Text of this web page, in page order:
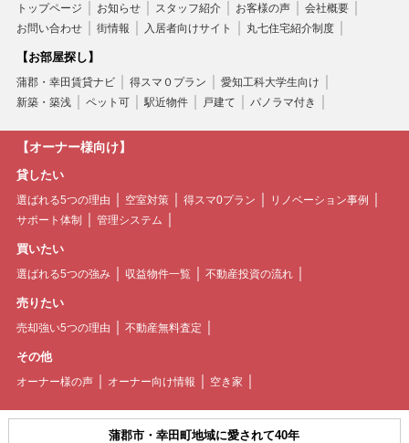
トップページ お知らせ スタッフ紹介 お客様の声
会社概要
お問い合わせ
街情報 入居者向けサイト 丸七住宅紹介制度
【お部屋探し】
蒲郡・幸田賃貸ナビ 得スマ０プラン
愛知工科大学生向け
新築・築浅
ペット可 駅近物件 戸建て パノラマ付き
【オーナー様向け】
貸したい
選ばれる5つの理由 空室対策 得スマ0プラン
リノベーション事例
サポート体制
管理システム
買いたい
選ばれる5つの強み 収益物件一覧 不動産投資の流れ
売りたい
売却強い5つの理由 不動産無料査定
その他
オーナー様の声 オーナー向け情報 空き家
蒲郡市・幸田町地域に愛されて40年